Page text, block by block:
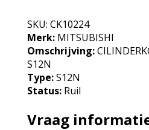
SKU: CK10224
Merk:MITSUBISHI
Omschrijving:
S12N
Type:S12N
Status:Ruil
Vraag